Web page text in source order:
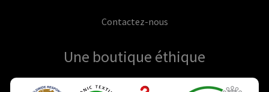
Contactez-nous
Une boutique éthique